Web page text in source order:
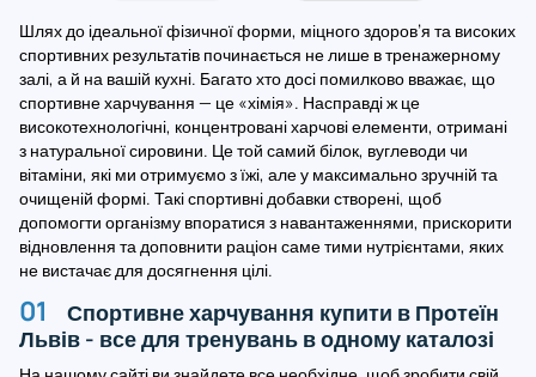
Шлях до ідеальної фізичної форми, міцного здоров’я та високих
спортивних результатів починається не лише в тренажерному
залі, а й на вашій кухні. Багато хто досі помилково вважає, що
спортивне харчування — це «хімія». Насправді ж це
високотехнологічні, концентровані харчові елементи, отримані
з натуральної сировини. Це той самий білок, вуглеводи чи
вітаміни, які ми отримуємо з їжі, але у максимально зручній та
очищеній формі. Такі спортивні добавки створені, щоб
допомогти організму впоратися з навантаженнями, прискорити
відновлення та доповнити раціон саме тими нутрієнтами, яких
не вистачає для досягнення цілі.
Спортивне харчування купити в Протеїн
Львів - все для тренувань в одному каталозі